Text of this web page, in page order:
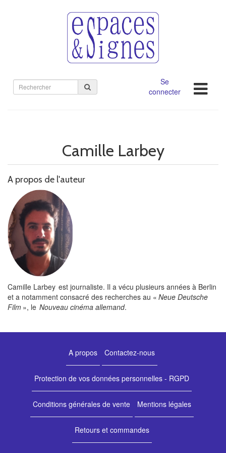
Rechercher
sur
Se
connecter
Camille Larbey
A propos de l'auteur
Camille Larbey est journaliste. Il a vécu plusieurs années à Berlin
et a notamment consacré des recherches au « Neue Deutsche
Film », le Nouveau cinéma allemand.
A propos Contactez-nous
Protection de vos données personnelles - RGPD
Conditions générales de vente Mentions légales
Retours et commandes